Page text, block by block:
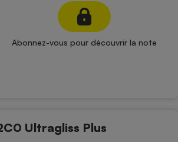
Abonnez-vous pour découvrir la note
Ultragliss Plus